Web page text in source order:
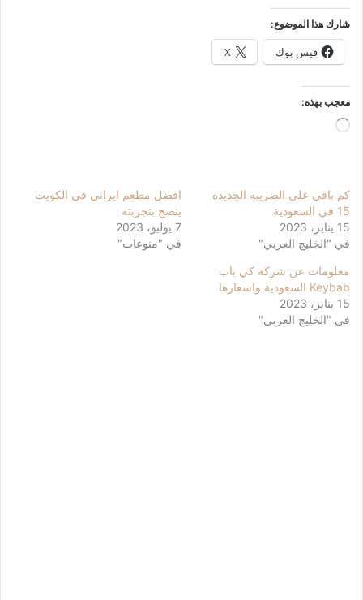
شارك هذا الموضوع:
فيس بوك X
معجب بهذه:
جاري
كم باقي على الضريبه الجديده
15 في السعودية
15 يناير، 2023
في "الخليج العربي"
افضل مطعم ايراني في الكويت
ينصح بتجربته
7 يوليو، 2023
في "منوعات"
معلومات عن شركة كي باب
Keybab السعودية واسعارها
15 يناير، 2023
في "الخليج العربي"